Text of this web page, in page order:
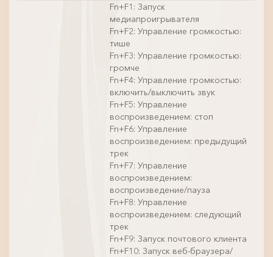
Fn+F1: Запуск
медиапроигрывателя
Fn+F2: Управление громкостью:
тише
Fn+F3: Управление громкостью:
громче
Fn+F4: Управление громкостью:
включить/выключить звук
Fn+F5: Управление
воспроизведением: стоп
Fn+F6: Управление
воспроизведением: предыдущий
трек
Fn+F7: Управление
воспроизведением:
воспроизведение/пауза
Fn+F8: Управление
воспроизведением: следующий
трек
Fn+F9: Запуск почтового клиента
Fn+F10: Запуск веб-браузера/